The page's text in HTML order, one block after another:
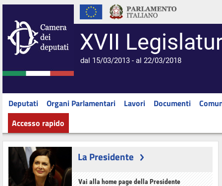
XVII
dal 15/03/2013 - al 22/03/2018
Deputati Organi Parlamentari Lavori Documenti
Accesso rapido
La Presidente
Vai alla home page della Presidente